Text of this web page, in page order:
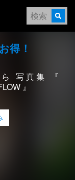
得！
写真集 『
』